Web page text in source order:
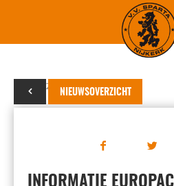
NIEUWSOVERZICHT
07 mei 2024
INFORMATIE